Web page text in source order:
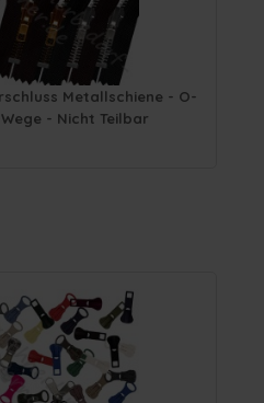
Metallschiene - O-
- Nicht Teilbar